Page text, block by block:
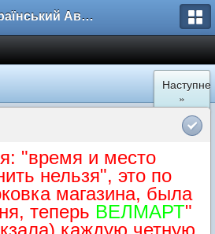
Український Автоклуб ВАЗ
Наступне
»
"время и место
нельзя", это по
магазина, была
теперь ВЕЛМАРТ"
каждую четную